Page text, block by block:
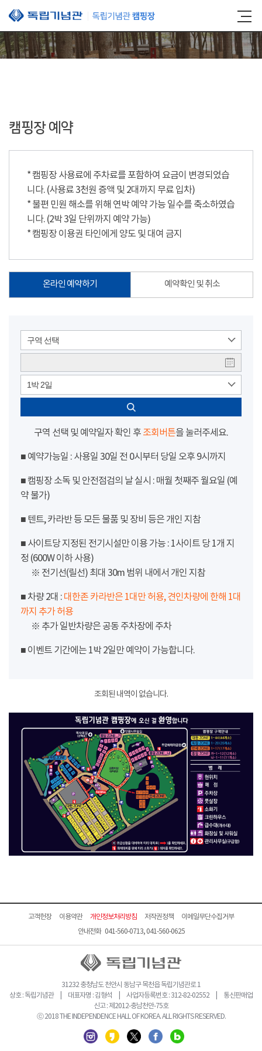
본문 바로가기
캠핑장 예약
* 캠핑장 사용료에 주차료를 포함하여 요금이 변경되었습
니다. (사용료 3천원 증액 및 2대까지 무료 입차)
* 불편 민원 해소를 위해 연박 예약 가능 일수를 축소하였습
니다. (2박 3일 단위까지 예약 가능)
* 캠핑장 이용권 타인에게 양도 및 대여 금지
온라인 예약하기 예약확인 및 취소
구역 선택
1박 2일
구역 선택 및 예약일자 확인 후 조회버튼을 눌러주세요.
■ 예약가능일 : 사용일 30일 전 0시부터 당일 오후 9시까지
■ 캠핑장 소독 및 안전점검의 날 실시 : 매월 첫째주 월요일 (예
약 불가)
■ 텐트, 카라반 등 모든 물품 및 장비 등은 개인 지참
■ 사이트당 지정된 전기시설만 이용 가능 : 1사이트 당 1개 지
정 (600W 이하 사용)
※ 전기선(릴선) 최대 30m 범위 내에서 개인 지참
■ 차량 2대 : 대한존 카라반은 1대만 허용, 견인차량에 한해 1대
까지 추가 허용
※ 추가 일반차량은 공동 주차장에 주차
■ 이벤트 기간에는 1박 2일만 예약이 가능합니다.
조회된 내역이 없습니다.
고객헌장 이용약관 개인정보처리방침 저작권정책
이메일무단수집거부
안내전화 041-560-0713, 041-560-0625
31232 충청남도 천안시 동남구 목천읍 독립기념관로 1
상호 : 독립기념관 | 대표자명 : 김형석 | 사업자등록번호 : 312-82-02552 | 통신판매업
신고 : 제2012-충남천안-75호
ⓒ 2018 THE INDEPENDENCE HALL OF KOREA. ALL RIGHTS RESERVED.